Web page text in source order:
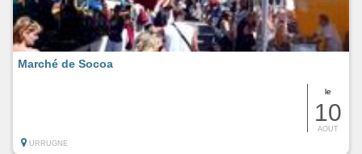
le
10
AOUT
Marché de Socoa
URRUGNE